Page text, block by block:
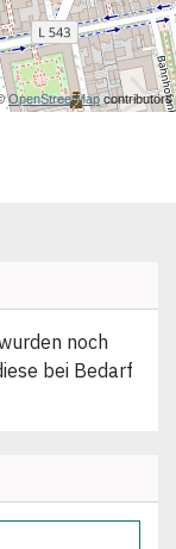
noch
bei Bedarf